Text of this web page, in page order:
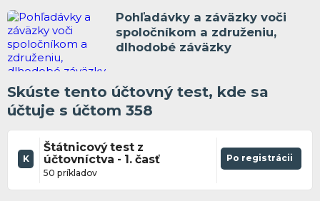
Pohľadávky a záväzky voči
spoločníkom a združeniu,
dlhodobé záväzky
Skúste tento účtovný test, kde sa
účtuje s účtom 358
K
Štátnicový test z
účtovníctva - 1. časť
50 príkladov
Po registrácii